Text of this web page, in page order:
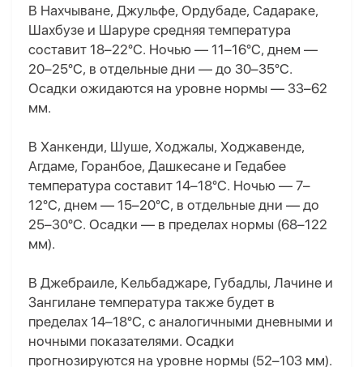
В Нахчыване, Джульфе, Ордубаде, Садараке,
Шахбузе и Шаруре средняя температура
составит 18–22°C. Ночью — 11–16°C, днем —
20–25°C, в отдельные дни — до 30–35°C.
Осадки ожидаются на уровне нормы — 33–62
мм.
В Ханкенди, Шуше, Ходжалы, Ходжавенде,
Агдаме, Горанбое, Дашкесане и Гедабее
температура составит 14–18°C. Ночью — 7–
12°C, днем — 15–20°C, в отдельные дни — до
25–30°C. Осадки — в пределах нормы (68–122
мм).
В Джебраиле, Кельбаджаре, Губадлы, Лачине и
Зангилане температура также будет в
пределах 14–18°C, с аналогичными дневными и
ночными показателями. Осадки
прогнозируются на уровне нормы (52–103 мм).